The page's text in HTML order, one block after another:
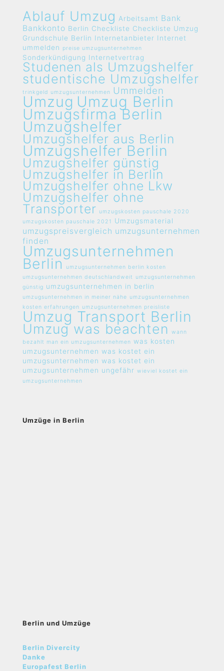
Ablauf Umzug Arbeitsamt Bank
Bankkonto Berlin Checkliste Checkliste Umzug
Grundschule Berlin Internetanbieter Internet
ummelden
preise umzugsunternehmen
Sonderkündigung Internetvertrag
Studenen als Umzugshelfer
studentische Umzugshelfer
trinkgeld umzugsunternehmen Ummelden
Umzug Umzug Berlin
Umzugsfirma Berlin
Umzugshelfer
Umzugshelfer aus Berlin
Umzugshelfer Berlin
Umzugshelfer günstig
Umzugshelfer in Berlin
Umzugshelfer ohne Lkw
Umzugshelfer ohne
Transporter umzugskosten pauschale 2020
umzugskosten pauschale 2021
Umzugsmaterial
umzugspreisvergleich umzugsunternehmen
finden
Umzugsunternehmen
Berlin
umzugsunternehmen berlin kosten
umzugsunternehmen deutschlandweit
umzugsunternehmen
günstig umzugsunternehmen in berlin
umzugsunternehmen in meiner nähe umzugsunternehmen
kosten erfahrungen umzugsunternehmen preisliste
Umzug Transport Berlin
Umzug was beachten
wann
bezahlt man ein umzugsunternehmen was kosten
umzugsunternehmen was kostet ein
umzugsunternehmen was kostet ein
umzugsunternehmen ungefähr wieviel kostet ein
umzugsunternehmen
Umzüge in Berlin
Berlin und Umzüge
Berlin Divercity
Danke
Europafest Berlin